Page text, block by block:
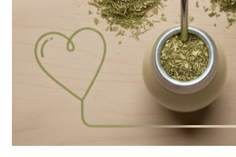
Är yerba mate hälsosamt? Hur
kolesterol och blodtryck?
Yerba mate har uppmärksammats i flera
bland människor som söker en naturlig
också bland dem som vill förstå bättre
hälsosamt och hur denna infusion kan